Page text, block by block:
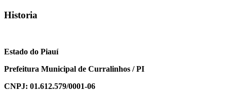
Historia
Estado do Piauí
Prefeitura Municipal de Curralinhos / PI
CNPJ: 01.612.579/0001-06